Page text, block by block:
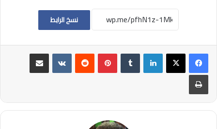
نسخ الرابط
لينكدإن بينتيريست
مشاركة عبر البريد
طباعة